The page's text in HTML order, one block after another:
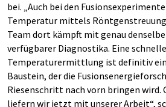
bei. „Auch bei den
Temperatur mittels Röntgenstreuung
Team dort kämpft mit genau
verfügbarer Diagnostika. Eine
Temperaturermittlung ist definitiv
Baustein, der die
Riesenschritt nach vorn bringen wird.
liefern wir jetzt mit unserer Arbeit“,